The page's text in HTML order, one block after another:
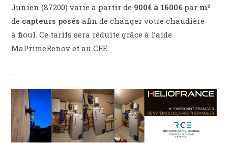
Junien (87200) varie à partir de 900€ à 1600€ par m²
de capteurs posés afin de changer votre chaudière
à fioul. Ce tarifs sera réduite grâce à l’aide
MaPrimeRenov et au CEE.
.